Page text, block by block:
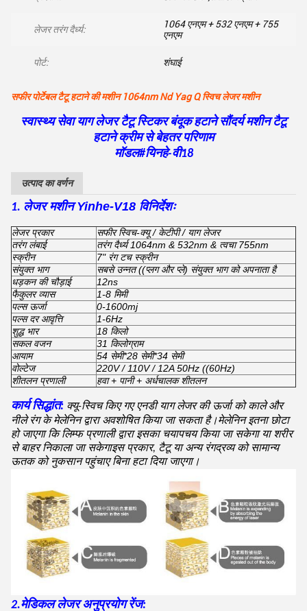
लेजर तरंग दैर्ध्य:
1064 एनएम + 532 एनएम + 755
एनएम
पोर्ट: शंघाई
सफीर पोर्टेबल टैटू हटाने की मशीन 1064nm Nd Yag Q स्विच लेजर मशीन
स्वास्थ्य सेवा याग लेजर टैटू स्टिकर बंदूक हटाने सौंदर्य मशीन टैटू
हटाने क्रीम से बेहतर परिणाम
मॉडल#यिनहे-वी18
उत्पाद का वर्णन
1. लेजर मशीन Yinhe-V18 विनिर्देशः
लेजर प्रकार
सफीर स्विच-क्यू / केटीपी / याग लेजर
तरंग लंबाई
तरंग दैर्ध्य 1064nm & 532nm & त्वचा 755nm
स्क्रीन
7" रंग टच स्क्रीन
संयुक्त भाग
सबसे उन्नत ((प्लग और प्ले) संयुक्त भाग को अपनाता है
धड़कन की चौड़ाई
12ns
फैकुलर व्यास
1-8 मिमी
पल्स ऊर्जा
0-1600mj
पल्स दर आवृत्ति
1-6Hz
शुद्ध भार
18 किलो
सकल वजन
31 किलोग्राम
आयाम
54 सेमी*28 सेमी*34 सेमी
वोल्टेज
220V / 110V / 12A 50Hz ((60Hz)
शीतलन प्रणाली
हवा + पानी + अर्धचालक शीतलन
कार्य सिद्धांत: क्यू-स्विच किए गए एनडी याग लेजर की ऊर्जा को काले और
नीले रंग के मेलेनिन द्वारा अवशोषित किया जा सकता है।मेलेनिन इतना छोटा
हो जाएगा कि लिम्फ प्रणाली द्वारा इसका चयापचय किया जा सकेगा या शरीर
से बाहर निकाला जा सकेगाइस प्रकार, टैटू या अन्य रंगद्रव्य को सामान्य
ऊतक को नुकसान पहुंचाए बिना हटा दिया जाएगा।
2.मेडिकल लेजर अनुप्रयोग रेंज: